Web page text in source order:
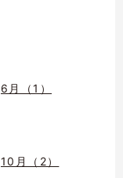
6月（1）
10月（2）